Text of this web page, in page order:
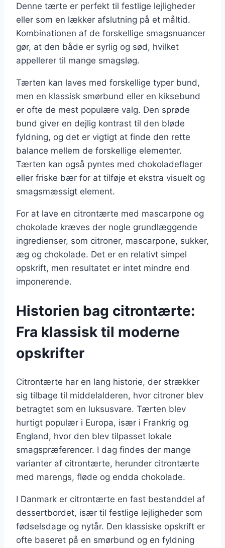
Denne tærte er perfekt til festlige lejligheder
eller som en lækker afslutning på et måltid.
Kombinationen af de forskellige smagsnuancer
gør, at den både er syrlig og sød, hvilket
appellerer til mange smagsløg.
Tærten kan laves med forskellige typer bund,
men en klassisk smørbund eller en kiksebund
er ofte de mest populære valg. Den sprøde
bund giver en dejlig kontrast til den bløde
fyldning, og det er vigtigt at finde den rette
balance mellem de forskellige elementer.
Tærten kan også pyntes med chokoladeflager
eller friske bær for at tilføje et ekstra visuelt og
smagsmæssigt element.
For at lave en citrontærte med mascarpone og
chokolade kræves der nogle grundlæggende
ingredienser, som citroner, mascarpone, sukker,
æg og chokolade. Det er en relativt simpel
opskrift, men resultatet er intet mindre end
imponerende.
Historien bag citrontærte:
Fra klassisk til moderne
opskrifter
Citrontærte har en lang historie, der strækker
sig tilbage til middelalderen, hvor citroner blev
betragtet som en luksusvare. Tærten blev
hurtigt populær i Europa, især i Frankrig og
England, hvor den blev tilpasset lokale
smagspræferencer. I dag findes der mange
varianter af citrontærte, herunder citrontærte
med marengs, fløde og endda chokolade.
I Danmark er citrontærte en fast bestanddel af
dessertbordet, især til festlige lejligheder som
fødselsdage og nytår. Den klassiske opskrift er
ofte baseret på en smørbund og en fyldning